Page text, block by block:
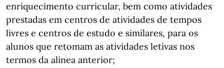
enriquecimento curricular, bem como atividades
prestadas em centros de atividades de tempos
livres e centros de estudo e similares, para os
alunos que retomam as atividades letivas nos
termos da alínea anterior;